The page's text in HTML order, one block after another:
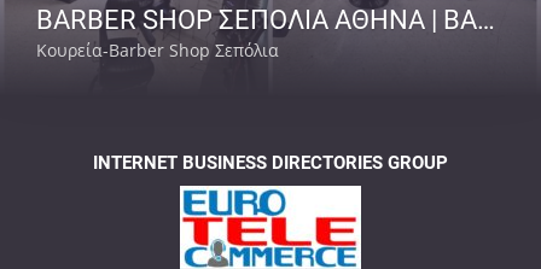
BARBER SHOP ΣΕΠΟΛΙΑ ΑΘΗΝΑ | BARBER SENPAI
Κουρεία-Barber Shop Σεπόλια
INTERNET BUSINESS DIRECTORIES GROUP